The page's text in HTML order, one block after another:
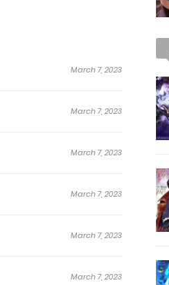
March 7, 2023
March 7, 2023
March 7, 2023
March 7, 2023
March 7, 2023
March 7, 2023